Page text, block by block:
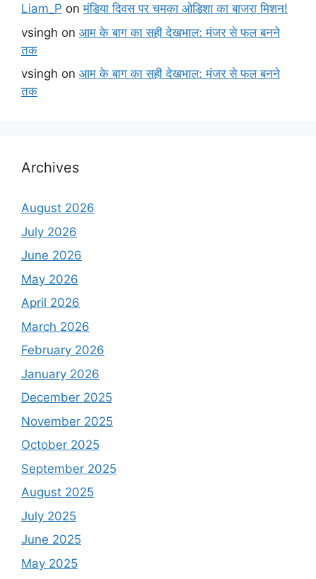
Liam_P onमंडिया दिवस पर चमका ओडिशा का बाजरा मिशन!
vsingh on आम के बाग का सही देखभाल: मंजर से फल बनने
तक
vsingh on आम के बाग का सही देखभाल: मंजर से फल बनने
तक
Archives
August 2026
July 2026
June 2026
May 2026
April 2026
March 2026
February 2026
January 2026
December 2025
November 2025
October 2025
September 2025
August 2025
July 2025
June 2025
May 2025